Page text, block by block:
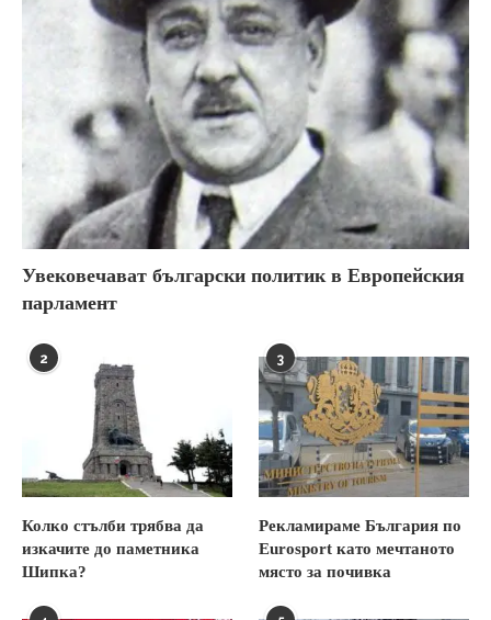
Увековечават български политик в Европейския
парламент
2
Колко стълби трябва да
изкачите до паметника
Шипка?
3
Рекламираме България по
Eurosport като мечтаното
място за почивка